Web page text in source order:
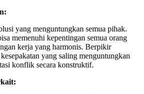
yang menguntungkan semua pihak.
memenuhi kepentingan semua orang
kerja yang harmonis. Berpikir
yang saling menguntungkan
konflik secara konstruktif.